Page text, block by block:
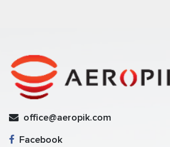
office@aeropik.com
Facebook